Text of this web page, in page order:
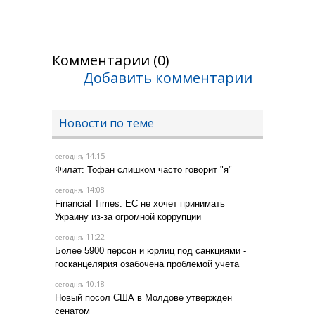
Комментарии (0)
Добавить комментарии
Новости по теме
сегодня, 14:15
Филат: Тофан слишком часто говорит "я"
сегодня, 14:08
Financial Times: ЕС не хочет принимать
Украину из-за огромной коррупции
сегодня, 11:22
Более 5900 персон и юрлиц под санкциями -
госканцелярия озабочена проблемой учета
сегодня, 10:18
Новый посол США в Молдове утвержден
сенатом